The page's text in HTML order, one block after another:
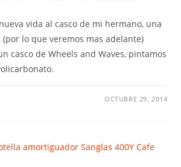
vida al casco de mi hermano, una
lo que veremos mas adelante)
casco de Wheels and Waves, pintamos
OCTUBRE 29, 2014